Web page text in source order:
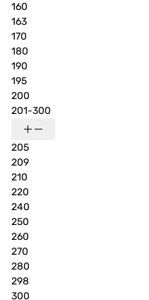
160
163
170
180
190
195
200
201-300
205
209
210
220
240
250
260
270
280
298
300